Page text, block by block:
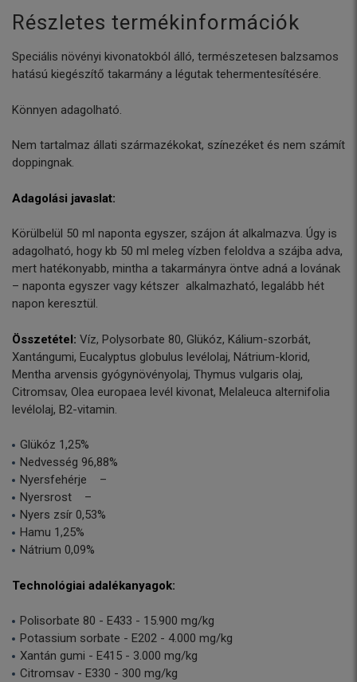
Részletes termékinformációk
Speciális növényi kivonatokból álló, természetesen balzsamos
hatású kiegészítő takarmány a légutak tehermentesítésére.
Könnyen adagolható.
Nem tartalmaz állati származékokat, színezéket és nem számít
doppingnak.
Adagolási javaslat:
Körülbelül 50 ml naponta egyszer, szájon át alkalmazva. Úgy is
adagolható, hogy kb 50 ml meleg vízben feloldva a szájba adva,
mert hatékonyabb, mintha a takarmányra öntve adná a lovának
– naponta egyszer vagy kétszer alkalmazható, legalább hét
napon keresztül.
Összetétel: Víz, Polysorbate 80, Glükóz, Kálium-szorbát,
Xantángumi, Eucalyptus globulus levélolaj, Nátrium-klorid,
Mentha arvensis gyógynövényolaj, Thymus vulgaris olaj,
Citromsav, Olea europaea levél kivonat, Melaleuca alternifolia
levélolaj, B2-vitamin.
Glükóz 1,25%
Nedvesség 96,88%
Nyersfehérje –
Nyersrost –
Nyers zsír 0,53%
Hamu 1,25%
Nátrium 0,09%
Technológiai adalékanyagok:
Polisorbate 80 - E433 - 15.900 mg/kg
Potassium sorbate - E202 - 4.000 mg/kg
Xantán gumi - E415 - 3.000 mg/kg
Citromsav - E330 - 300 mg/kg